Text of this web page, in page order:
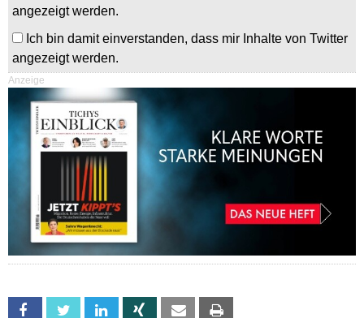
angezeigt werden.
Ich bin damit einverstanden, dass mir Inhalte von Twitter
angezeigt werden.
Anzeige
Facebook Twitter Linkedin Xing Email